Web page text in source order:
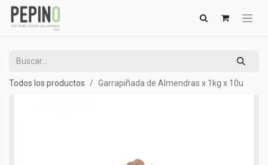
Todos los productos Garrapiñada de Almendras x 1kg x 10u